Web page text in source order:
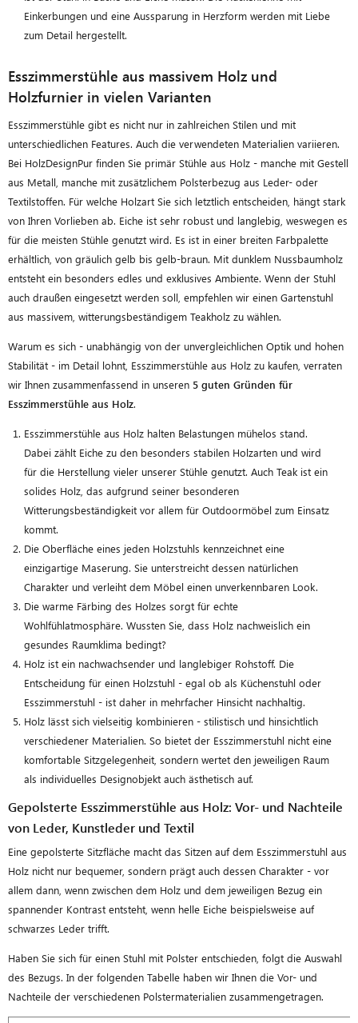
Einkerbungen und eine Aussparung in Herzform werden mit Liebe
zum Detail hergestellt.
Esszimmerstühle aus massivem Holz und
Holzfurnier in vielen Varianten
Esszimmerstühle gibt es nicht nur in zahlreichen Stilen und mit
unterschiedlichen Features. Auch die verwendeten Materialien variieren.
Bei HolzDesignPur finden Sie primär Stühle aus Holz - manche mit Gestell
aus Metall, manche mit zusätzlichem Polsterbezug aus Leder- oder
Textilstoffen. Für welche Holzart Sie sich letztlich entscheiden, hängt stark
von Ihren Vorlieben ab. Eiche ist sehr robust und langlebig, weswegen es
für die meisten Stühle genutzt wird. Es ist in einer breiten Farbpalette
erhältlich, von gräulich gelb bis gelb-braun. Mit dunklem Nussbaumholz
entsteht ein besonders edles und exklusives Ambiente. Wenn der Stuhl
auch draußen eingesetzt werden soll, empfehlen wir einen Gartenstuhl
aus massivem, witterungsbeständigem Teakholz zu wählen.
Warum es sich - unabhängig von der unvergleichlichen Optik und hohen
Stabilität - im Detail lohnt, Esszimmerstühle aus Holz zu kaufen, verraten
wir Ihnen zusammenfassend in unseren 5 guten Gründen für
Esszimmerstühle aus Holz.
Esszimmerstühle aus Holz halten Belastungen mühelos stand.
Dabei zählt Eiche zu den besonders stabilen Holzarten und wird
für die Herstellung vieler unserer Stühle genutzt. Auch Teak ist ein
solides Holz, das aufgrund seiner besonderen
Witterungsbeständigkeit vor allem für Outdoormöbel zum Einsatz
kommt.
Die Oberfläche eines jeden Holzstuhls kennzeichnet eine
einzigartige Maserung. Sie unterstreicht dessen natürlichen
Charakter und verleiht dem Möbel einen unverkennbaren Look.
Die warme Färbing des Holzes sorgt für echte
Wohlfühlatmosphäre. Wussten Sie, dass Holz nachweislich ein
gesundes Raumklima bedingt?
Holz ist ein nachwachsender und langlebiger Rohstoff. Die
Entscheidung für einen Holzstuhl - egal ob als Küchenstuhl oder
Esszimmerstuhl - ist daher in mehrfacher Hinsicht nachhaltig.
Holz lässt sich vielseitig kombinieren - stilistisch und hinsichtlich
verschiedener Materialien. So bietet der Esszimmerstuhl nicht eine
komfortable Sitzgelegenheit, sondern wertet den jeweiligen Raum
als individuelles Designobjekt auch ästhetisch auf.
Gepolsterte Esszimmerstühle aus Holz: Vor- und Nachteile
von Leder, Kunstleder und Textil
Eine gepolsterte Sitzfläche macht das Sitzen auf dem Esszimmerstuhl aus
Holz nicht nur bequemer, sondern prägt auch dessen Charakter - vor
allem dann, wenn zwischen dem Holz und dem jeweiligen Bezug ein
spannender Kontrast entsteht, wenn helle Eiche beispielsweise auf
schwarzes Leder trifft.
Haben Sie sich für einen Stuhl mit Polster entschieden, folgt die Auswahl
des Bezugs. In der folgenden Tabelle haben wir Ihnen die Vor- und
Nachteile der verschiedenen Polstermaterialien zusammengetragen.